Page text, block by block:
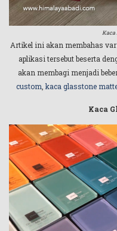
Artikel ini akan membahas
aplikasi tersebut beserta
akan membagi menjadi
custom, kaca glasstone
Kaca